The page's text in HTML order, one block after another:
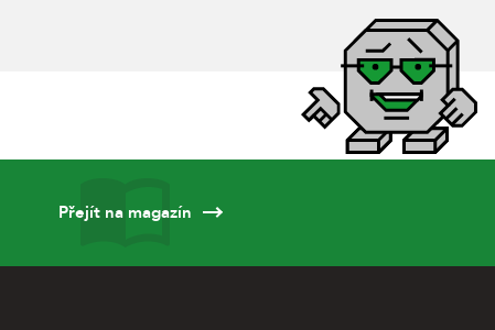
Přejít na magazín